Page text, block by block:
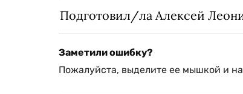
Подготовил/ла Алексей
Заметили ошибку?
Пожалуйста, выделите ее мышкой и